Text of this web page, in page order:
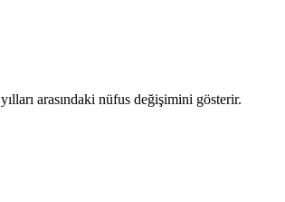
yılları arasındaki nüfus değişimini gösterir.